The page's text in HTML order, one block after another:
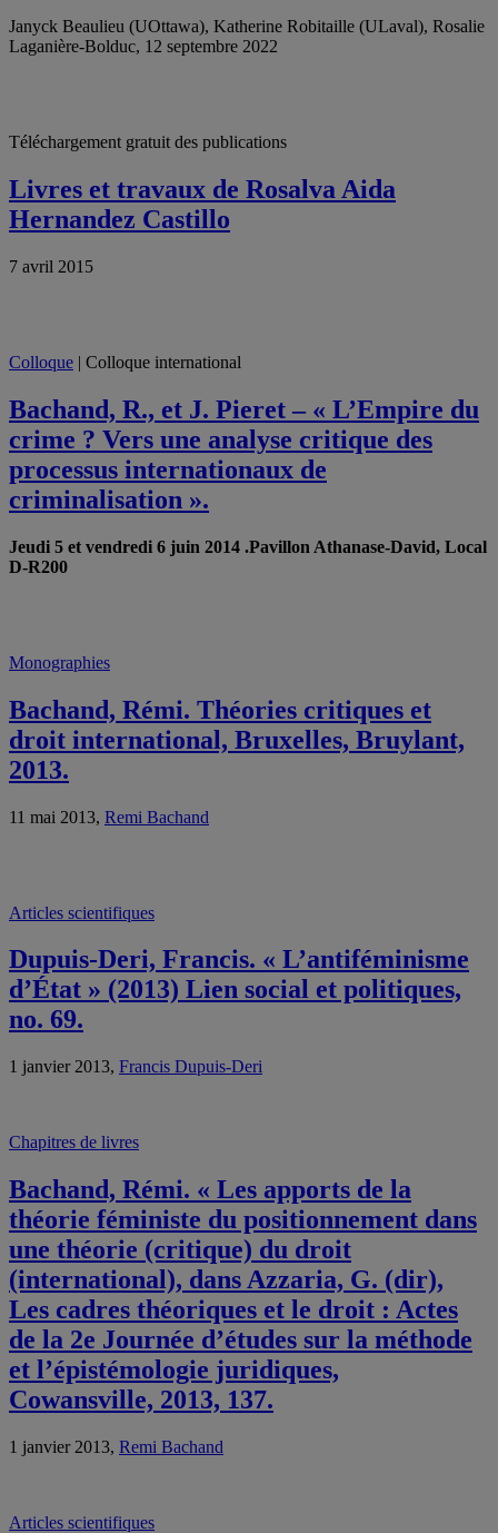
Janyck Beaulieu (UOttawa), Katherine Robitaille (ULaval), Rosalie
Laganière-Bolduc, 12 septembre 2022
Téléchargement gratuit des publications
Livres et travaux de Rosalva Aida
Hernandez Castillo
7 avril 2015
Colloque | Colloque international
Bachand, R., et J. Pieret – « L’Empire du
crime ? Vers une analyse critique des
processus internationaux de
criminalisation ».
Jeudi 5 et vendredi 6 juin 2014 .Pavillon Athanase-David, Local
D-R200
Monographies
Bachand, Rémi. Théories critiques et
droit international, Bruxelles, Bruylant,
2013.
11 mai 2013, Remi Bachand
Articles scientifiques
Dupuis-Deri, Francis. « L’antiféminisme
d’État » (2013) Lien social et politiques,
no. 69.
1 janvier 2013, Francis Dupuis-Deri
Chapitres de livres
Bachand, Rémi. « Les apports de la
théorie féministe du positionnement dans
une théorie (critique) du droit
(international), dans Azzaria, G. (dir),
Les cadres théoriques et le droit : Actes
de la 2e Journée d’études sur la méthode
et l’épistémologie juridiques,
Cowansville, 2013, 137.
1 janvier 2013, Remi Bachand
Articles scientifiques